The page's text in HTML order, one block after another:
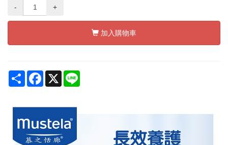
-
+
加入購物車
Share Facebook
X